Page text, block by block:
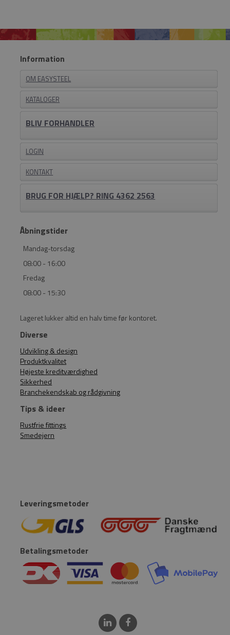
Information
OM EASYSTEEL
KATALOGER
BLIV FORHANDLER
LOGIN
KONTAKT
BRUG FOR HJÆLP? RING 4362 2563
Åbningstider
Mandag-torsdag
08:00 - 16:00
Fredag
08:00 - 15:30
Lageret lukker altid en halv time før kontoret.
Diverse
Udvikling & design
Produktkvalitet
Højeste kreditværdighed
Sikkerhed
Branchekendskab og rådgivning
Tips & ideer
Rustfrie fittings
Smedejern
Leveringsmetoder
Betalingsmetoder